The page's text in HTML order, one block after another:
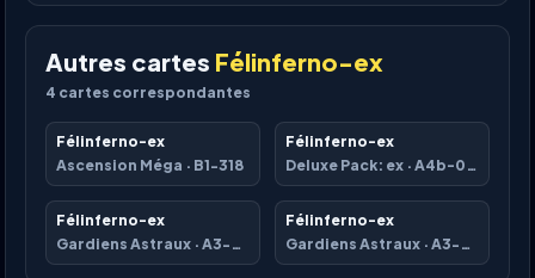
Autres cartes Félinferno-ex
4 cartes correspondantes
Félinferno-ex
Ascension Méga · B1-318
Félinferno-ex
Deluxe Pack: ex · A4b-082
Félinferno-ex
Gardiens Astraux · A3-033
Félinferno-ex
Gardiens Astraux · A3-200